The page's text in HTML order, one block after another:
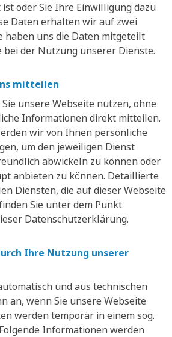
oder Sie Ihre Einwilligung dazu
Daten erhalten wir auf zwei
haben uns die Daten mitgeteilt
der Nutzung unserer Dienste.
mitteilen
unsere Webseite nutzen, ohne
Informationen direkt mitteilen.
wir von Ihnen persönliche
um den jeweiligen Dienst
abwickeln zu können oder
anbieten zu können. Detaillierte
Diensten, die auf dieser Webseite
Sie unter dem Punkt
Datenschutzerklärung.
Ihre Nutzung unserer
und aus technischen
an, wenn Sie unsere Webseite
werden temporär in einem sog.
Informationen werden